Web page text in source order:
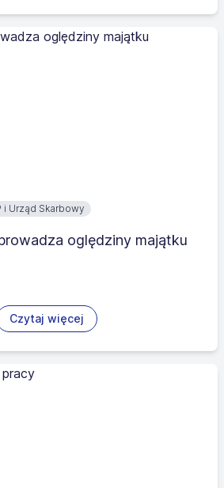
i Urząd Skarbowy
oględziny majątku
Czytaj więcej